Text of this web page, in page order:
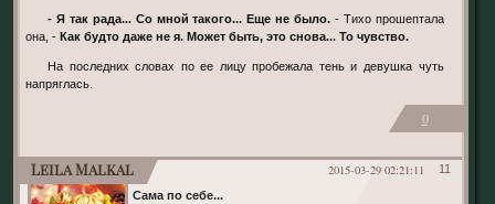
- Я так рада... Со мной такого... Еще не было.- Тихо прошептала
она, -Как будто даже не я. Может быть, это снова... То чувство.
На последних словах по ее лицу пробежала тень и девушка чуть
напряглась.
0
11
2015-03-29 02:21:11
Leila Malkal
Сама по себе...